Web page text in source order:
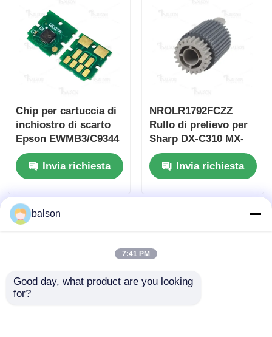
Chip per cartuccia di
inchiostro di scarto
Epson EWMB3/C9344
WF-2810/2830
Invia richiesta
NROLR1792FCZZ
Rullo di prelievo per
Sharp DX-C310 MX-
C311 C400 B401 C401
Invia richiesta
balson
7:41 PM
Good day, what product are you looking
for?